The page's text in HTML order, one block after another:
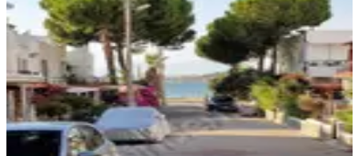
Didim, Mavişehir Mahallesi
2+1·85 m²·1. Kat· 05.08.2026
6.500.000 ₺
TURYAP DİDİM TEMSİLCİLİĞİ Hüseyin ÇOBAN